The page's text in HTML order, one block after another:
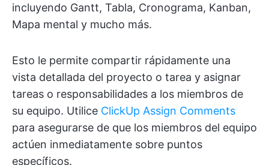
incluyendo Gantt, Tabla, Cronograma, Kanban,
Mapa mental y mucho más.
Esto le permite compartir rápidamente una
vista detallada del proyecto o tarea y asignar
tareas o responsabilidades a los miembros de
su equipo. Utilice ClickUp Assign Comments
para asegurarse de que los miembros del equipo
actúen inmediatamente sobre puntos
específicos.